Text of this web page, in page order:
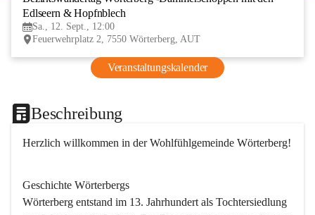
Edlseern & Hopfnblech
Sa., 12. Sept., 12:00
Feuerwehrplatz 2, 7550 Wörterberg, AUT
Veranstaltungskalender
Beschreibung
Herzlich willkommen in der Wohlfühlgemeinde Wörterberg!
Geschichte Wörterbergs
Wörterberg entstand im 13. Jahrhundert als Tochtersiedlung